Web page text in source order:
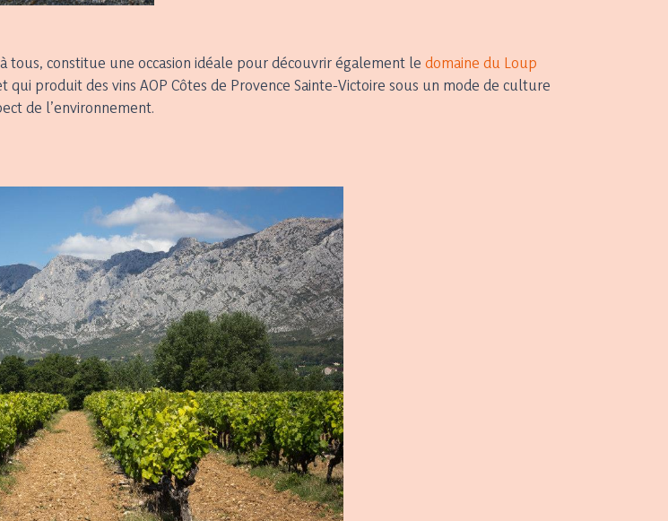
constitue une occasion idéale pour découvrir également le domaine du Loup
produit des vins AOP Côtes de Provence Sainte-Victoire sous un mode de culture
de l’environnement.